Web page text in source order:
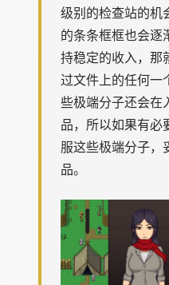
级别的检查站的机
的条条框框也会逐
持稳定的收入，那
过文件上的任何一
些极端分子还会在
品，所以如果有必
服这些极端分子，
品。